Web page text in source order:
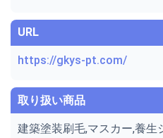
URL
https://gkys-pt.com/
取り扱い商品
建築塗装刷毛,マスカー,養生